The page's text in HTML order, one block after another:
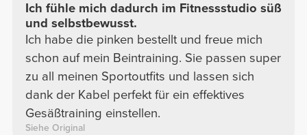
Ich fühle mich dadurch im Fitnessstudio süß
und selbstbewusst.
Ich habe die pinken bestellt und freue mich
schon auf mein Beintraining. Sie passen super
zu all meinen Sportoutfits und lassen sich
dank der Kabel perfekt für ein effektives
Gesäßtraining einstellen.
Siehe Original